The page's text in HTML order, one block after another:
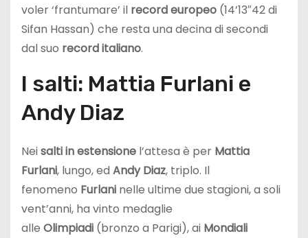
voler ‘frantumare’ il record europeo (14’13″42 di
Sifan Hassan) che resta una decina di secondi
dal suo record italiano.
I salti: Mattia Furlani e
Andy Diaz
Neisalti in estensione l’attesa è per Mattia
Furlani, lungo, ed Andy Diaz, triplo. Il
fenomeno Furlani nelle ultime due stagioni, a soli
vent’anni, ha vinto medaglie
alle Olimpiadi (bronzo a Parigi), ai Mondiali